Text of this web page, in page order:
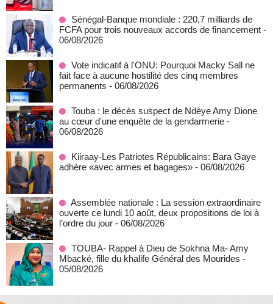
Sénégal-Banque mondiale : 220,7 milliards de
FCFA pour trois nouveaux accords de financement -
06/08/2026
Vote indicatif à l'ONU: Pourquoi Macky Sall ne
fait face à aucune hostilité des cinq membres
permanents - 06/08/2026
Touba : le décès suspect de Ndèye Amy Dione
au cœur d'une enquête de la gendarmerie -
06/08/2026
Kiiraay-Les Patriotes Républicains: Bara Gaye
adhère «avec armes et bagages» - 06/08/2026
Assemblée nationale : La session extraordinaire
ouverte ce lundi 10 août, deux propositions de loi à
l’ordre du jour - 06/08/2026
TOUBA- Rappel à Dieu de Sokhna Ma- Amy
Mbacké, fille du khalife Général des Mourides -
05/08/2026